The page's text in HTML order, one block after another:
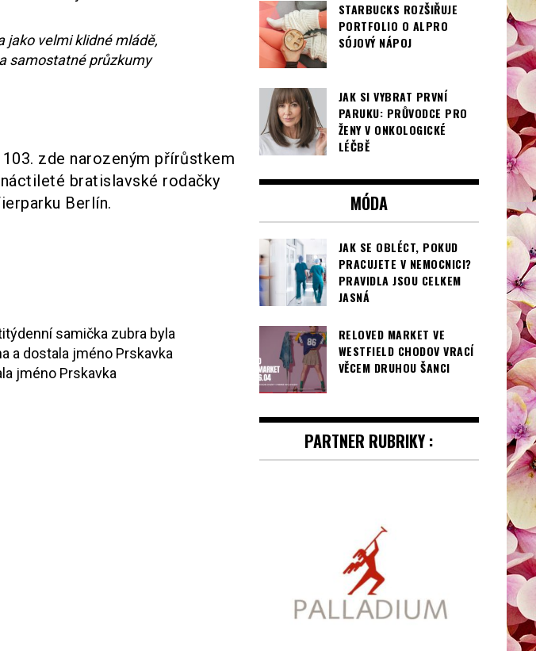
jako velmi klidné mládě,
samostatné průzkumy
zde narozeným přírůstkem
bratislavské rodačky
Berlín.
STARBUCKS ROZŠIŘUJE
PORTFOLIO O ALPRO
SÓJOVÝ NÁPOJ
JAK SI VYBRAT PRVNÍ
PARUKU: PRŮVODCE PRO
ŽENY V ONKOLOGICKÉ
LÉČBĚ
MÓDA
JAK SE OBLÉCT, POKUD
PRACUJETE V NEMOCNICI?
PRAVIDLA JSOU CELKEM
JASNÁ
RELOVED MARKET VE
WESTFIELD CHODOV VRACÍ
VĚCEM DRUHOU ŠANCI
PARTNER RUBRIKY :